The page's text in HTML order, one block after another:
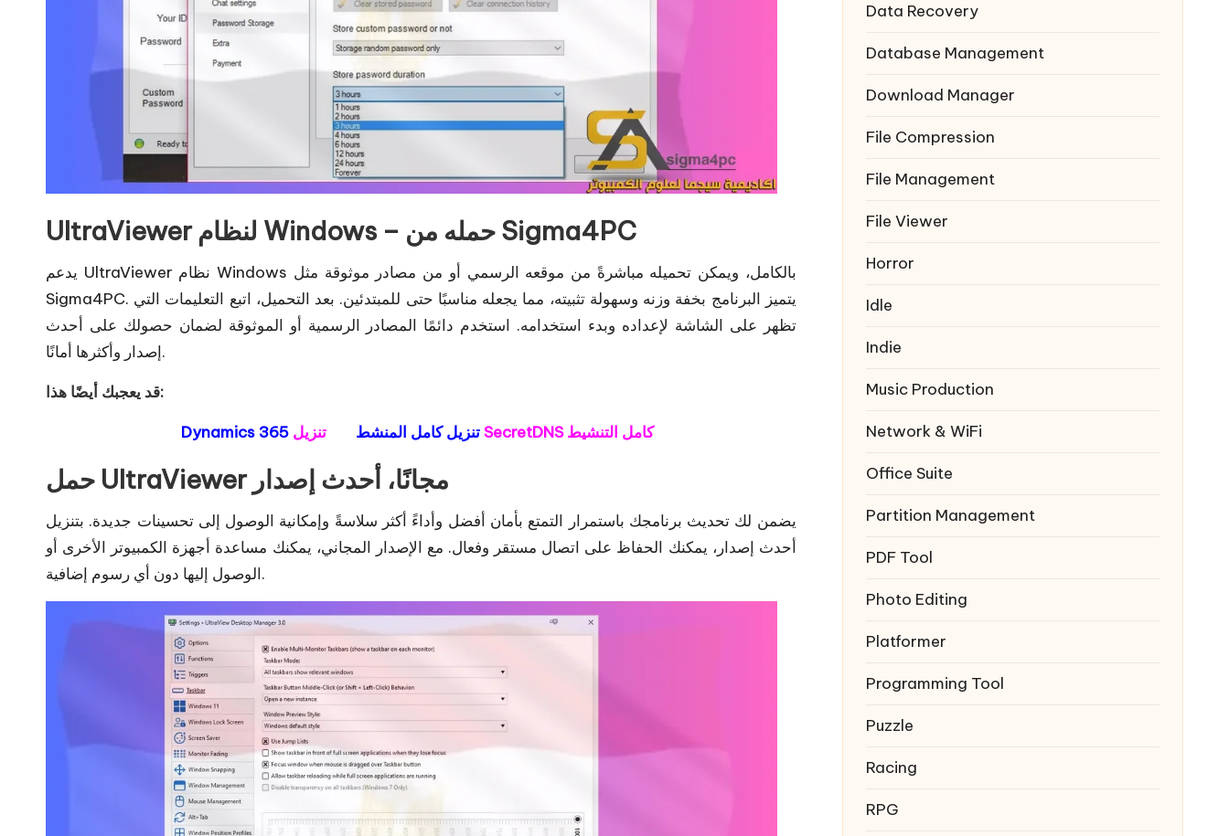
UltraViewer لنظام Windows – حمله من Sigma4PC
يدعم UltraViewer نظام Windows بالكامل، ويمكن تحميله مباشرةً من موقعه الرسمي أو من مصادر موثوقة مثل
Sigma4PC. يتميز البرنامج بخفة وزنه وسهولة تثبيته، مما يجعله مناسبًا حتى للمبتدئين. بعد التحميل، اتبع التعليمات التي
تظهر على الشاشة لإعداده وبدء استخدامه. استخدم دائمًا المصادر الرسمية أو الموثوقة لضمان حصولك على أحدث
إصدار وأكثرها أمانًا.
قد يعجبك أيضًا هذا:
Dynamics 365 تنزيل كامل المنشط
تنزيل SecretDNS كامل التنشيط
حمل UltraViewer مجانًا، أحدث إصدار
يضمن لك تحديث برنامجك باستمرار التمتع بأمان أفضل وأداءً أكثر سلاسةً وإمكانية الوصول إلى تحسينات جديدة. بتنزيل
أحدث إصدار، يمكنك الحفاظ على اتصال مستقر وفعال. مع الإصدار المجاني، يمكنك مساعدة أجهزة الكمبيوتر الأخرى أو
الوصول إليها دون أي رسوم إضافية.
Data Recovery
Database Management
Download Manager
File Compression
File Management
File Viewer
Horror
Idle
Indie
Music Production
Network & WiFi
Office Suite
Partition Management
PDF Tool
Photo Editing
Platformer
Programming Tool
Puzzle
Racing
RPG